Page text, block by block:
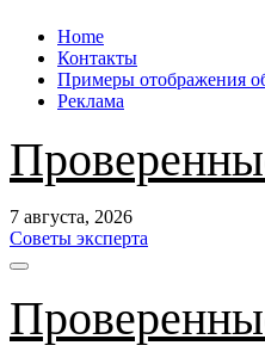
Перейти
содержанию
Home
Контакты
Примеры отображения
Реклама
7 августа, 2026
Советы эксперта